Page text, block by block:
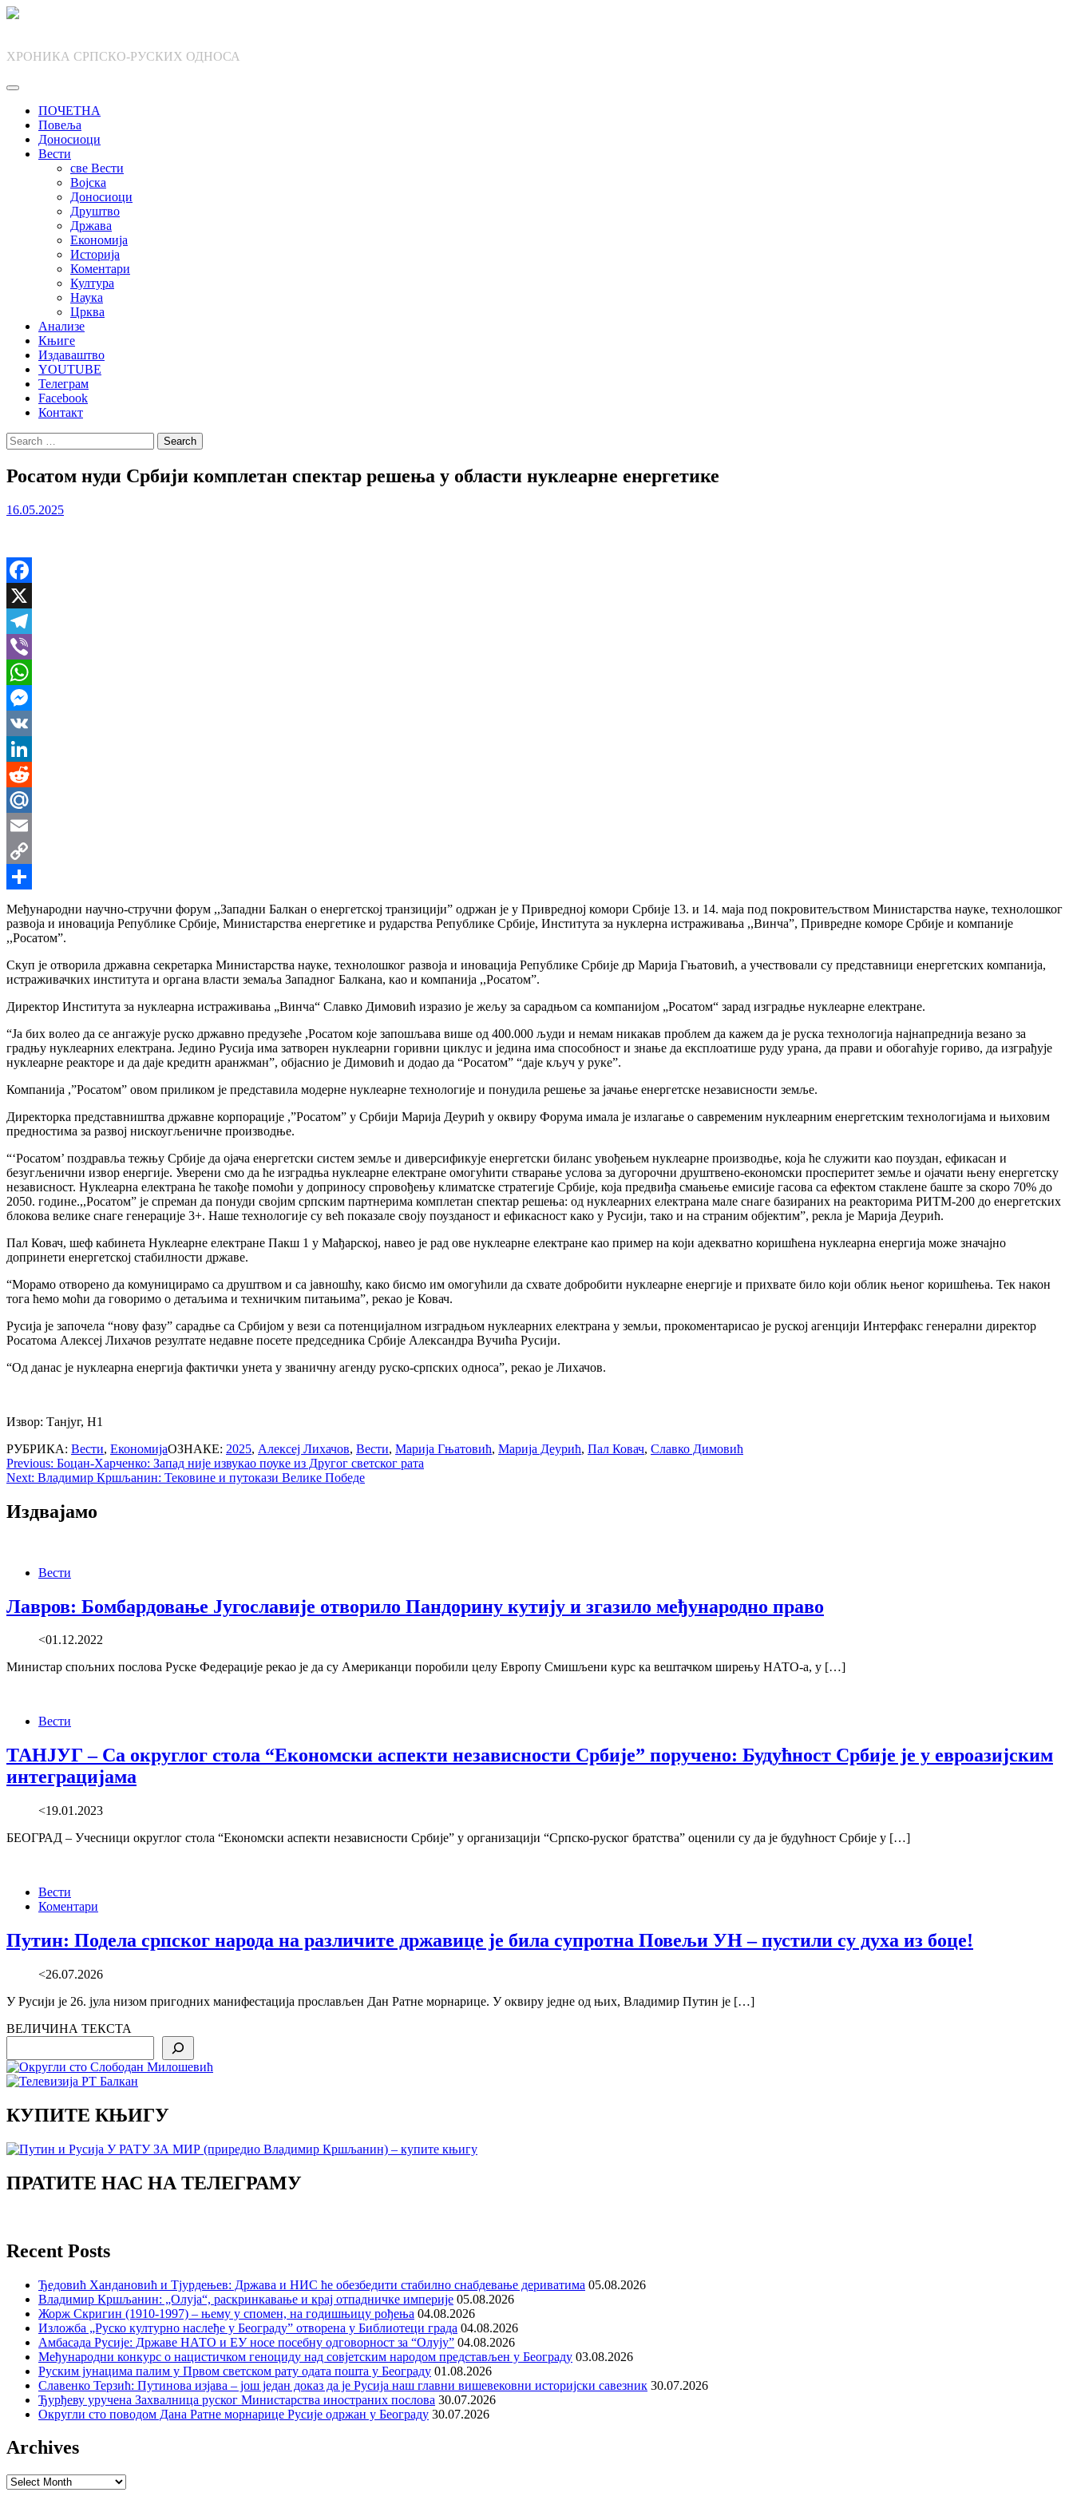
Skip
ХРОНИКА СРПСКО-РУСКИХ ОДНОСА
ПОЧЕТНА
Повеља
Доносиоци
Вести
све Вести
Војска
Доносиоци
Друштво
Држава
Економија
Историја
Коментари
Култура
Наука
Црква
Анализе
Књиге
Издаваштво
YOUTUBE
Телеграм
Facebook
Контакт
Search
for:
Росатом нуди Србији комплетан спектар решења у области нуклеарне енергетике
16.05.2025
Facebook
X
Telegram
Viber
WhatsApp
Messenger
VK
LinkedIn
Reddit
Mail.Ru
Email
Copy
Link
Share
Међународни научно-стручни форум ,,Западни Балкан о енергетској транзицији” одржан је у Привредној комори Србије 13. и 14. маја под покровитељством Министарства науке, технолошког
развоја и иновација Републике Србије, Министарства енергетике и рударства Републике Србије, Института за нуклерна истраживања ,,Винча”, Привредне коморе Србије и компаније
,,Росатом”.
Скуп је отворила државна секретарка Министарства науке, технолошког развоја и иновација Републике Србије др Марија Гњатовић, а учествовали су представници енергетских компанија,
истраживачких института и органа власти земаља Западног Балкана, као и компанија ,,Росатом”.
Директор Института за нуклеарна истраживања „Винча“ Славко Димовић изразио је жељу за сарадњом са компанијом „Росатом“ зарад изградње нуклеарне електране.
“Ја бих волео да се ангажује руско државно предузеће ,Росатом које запошљава више од 400.000 људи и немам никакав проблем да кажем да је руска технологија најнапреднија везано за
градњу нуклеарних електрана. Једино Русија има затворен нуклеарни горивни циклус и једина има способност и знање да експлоатише руду урана, да прави и обогаћује гориво, да изграђује
нуклеарне реакторе и да даје кредитн аранжман”, објаснио је Димовић и додао да “Росатом” “даје кључ у руке”.
Компанија ,”Росатом” овом приликом је представила модерне нуклеарне технологије и понудила решење за јачање енергетске независности земље.
Директорка представништва државне корпорације ,”Росатом” у Србији Марија Деурић у оквиру Форума имала је излагање о савременим нуклеарним енергетским технологијама и њиховим
предностима за развој нискоугљеничне производње.
“‘Росатом’ поздравља тежњу Србије да ојача енергетски систем земље и диверсификује енергетски биланс увођењем нуклеарне производње, која ће служити као поуздан, ефикасан и
безугљенични извор енергије. Уверени смо да ће изградња нуклеарне електране омогућити стварање услова за дугорочни друштвено-економски просперитет земље и ојачати њену енергетску
независност. Нуклеарна електрана ће такође помоћи у доприносу спровођењу климатске стратегије Србије, која предвиђа смањење емисије гасова са ефектом стаклене баште за скоро 70% до
2050. године.,,Росатом” је спреман да понуди својим српским партнерима комплетан спектар решења: од нуклеарних електрана мале снаге базираних на реакторима РИТМ-200 до енергетских
блокова велике снаге генерације 3+. Наше технологије су већ показале своју поузданост и ефикасност како у Русији, тако и на страним објектим”, рекла је Марија Деурић.
Пал Ковач, шеф кабинета Нуклеарне електране Пакш 1 у Мађарској, навео је рад ове нуклеарне електране као пример на који адекватно коришћена нуклеарна енергија може значајно
допринети енергетској стабилности државе.
“Морамо отворено да комуницирамо са друштвом и са јавношћу, како бисмо им омогућили да схвате добробити нуклеарне енергије и прихвате било који облик њеног коришћења. Тек након
тога ћемо моћи да говоримо о детаљима и техничким питањима”, рекао је Ковач.
Русија је започела “нову фазу” сарадње са Србијом у вези са потенцијалном изградњом нуклеарних електрана у земљи, прокоментарисао је руској агенцији Интерфакс генерални директор
Росатома Алексеј Лихачов резултате недавне посете председника Србије Александра Вучића Русији.
“Од данас је нуклеарна енергија фактички унета у званичну агенду руско-српских односа”, рекао је Лихачов.
Извор: Танјуг, Н1
РУБРИКА: Вести, ЕкономијаОЗНАКЕ: 2025, Алексеј Лихачов, Вести, Марија Гњатовић, Марија Деурић, Пал Ковач, Славко Димовић
Post
navigation
Previous: Боцан-Харченко: Запад није извукао поуке из Другог светског рата
Next: Владимир Кршљанин: Тековине и путокази Велике Победе
Издвајамо
Вести
Лавров: Бомбардовање Југославије отворило Пандорину кутију и згазило међународно право
<01.12.2022
Министар спољних послова Руске Федерације рекао је да су Американци поробили целу Европу Смишљени курс ка вештачком ширењу НАТО-а, у […]
Вести
ТАНЈУГ – Са округлог стола “Економски аспекти независности Србије” поручено: Будућност Србије је у евроазијским
интеграцијама
<19.01.2023
БЕОГРАД – Учесници округлог стола “Економски аспекти независности Србије” у организацији “Српско-руског братства” оценили су да је будућност Србије у […]
Вести
Коментари
Путин: Подела српског народа на различите државице је била супротна Повељи УН – пустили су духа из боце!
<26.07.2026
У Русији је 26. јула низом пригодних манифестација прослављен Дан Ратне морнарице. У оквиру једне од њих, Владимир Путин је […]
ВЕЛИЧИНА ТЕКСТА
КУПИТЕ КЊИГУ
ПРАТИТЕ НАС НА ТЕЛЕГРАМУ
Recent Posts
Ђедовић Хандановић и Тјурдењев: Држава и НИС ће обезбедити стабилно снабдевање дериватима 05.08.2026
Владимир Кршљанин: „Олуја“, раскринкавање и крај отпадничке империје 05.08.2026
Жорж Скригин (1910-1997) – њему у спомен, на годишњицу рођења 04.08.2026
Изложба „Руско културно наслеђе у Београду” отворена у Библиотеци града 04.08.2026
Амбасада Русије: Државе НАТО и ЕУ носе посебну одговорност за “Олују” 04.08.2026
Међународни конкурс о нацистичком геноциду над совјетским народом представљен у Београду 03.08.2026
Руским јунацима палим у Првом светском рату одата пошта у Београду 01.08.2026
Славенко Терзић: Путинова изјава – још један доказ да је Русија наш главни вишевековни историјски савезник 30.07.2026
Ђурђеву уручена Захвалница руског Министарства иностраних послова 30.07.2026
Округли сто поводом Дана Ратне морнарице Русије одржан у Београду 30.07.2026
Archives
Archives